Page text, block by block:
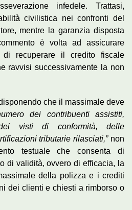
infedele. Trattasi,
civilistica nei confronti del
mentre la garanzia disposta
è volta ad assicurare
di recuperare il credito fiscale
ravvisi successivamente la non
che il massimale deve
dei contribuenti assistiti,
visti di conformità, delle
tributarie rilasciati,”non
testuale che consenta di
di validità, ovvero di efficacia, la
della polizza e i crediti
dei clienti e chiesti a rimborso o